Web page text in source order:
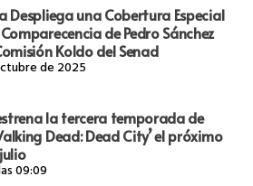
Despliega una Cobertura Especial
de Pedro Sánchez
Koldo del Senad
de 2025
la tercera temporada de
Dead: Dead City’ el próximo
09:09